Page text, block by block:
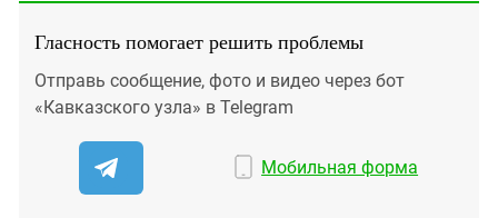
Гласность помогает решить проблемы
Отправь сообщение, фото и видео через бот
«Кавказского узла» в Telegram
Мобильная форма